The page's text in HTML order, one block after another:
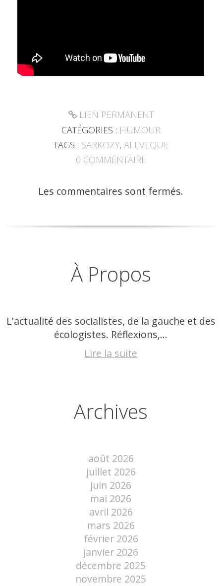
LIEN PERMANENT
CATÉGORIES : HUMOUR
TAGS : SARKOZY, ALEVEQUE
0 COMMENTAIRE
Les commentaires sont fermés.
À Propos
L'actualité des socialistes, de la gauche et des
écologistes. Réflexions,...
Lire la suite
Archives
août 2026
juillet 2026
juin 2026
mai 2026
avril 2026
mars 2026
février 2026
janvier 2026
décembre 2025
novembre 2025